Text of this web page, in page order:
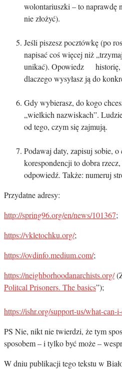
wolontariuszki – to naprawdę
nie złożyć).
Jeśli piszesz pocztówkę (po
napisać coś więcej niż
unikać). Opowiedz historię,
dlaczego wysyłasz ją do
Gdy wybierasz, do kogo
„wielkich nazwiskach”.
od tego, czym się zajmują.
Podawaj daty, zapisuj sobie,
korespondencji to dobra
odpowiedź. Także: numeruj
Przydatne adresy:
http://spring96.org/en/news/101367;
https://vkletochku.org/;
https://ovdinfo.medium.com/;
https://neighborhoodanarchists.org/
Politcal Prisoners. The basics”);
https://ishr.org/support-us/what-can-
PS Nie, nikt nie twierdzi, że tym
sposobem – i tylko być może –
W dniu publikacji tego tekstu w